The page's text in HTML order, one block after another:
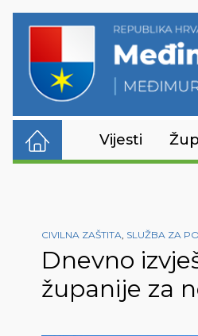
Vijesti
CIVILNA ZAŠTITA, SLUŽBA ZA
Dnevno
županije za